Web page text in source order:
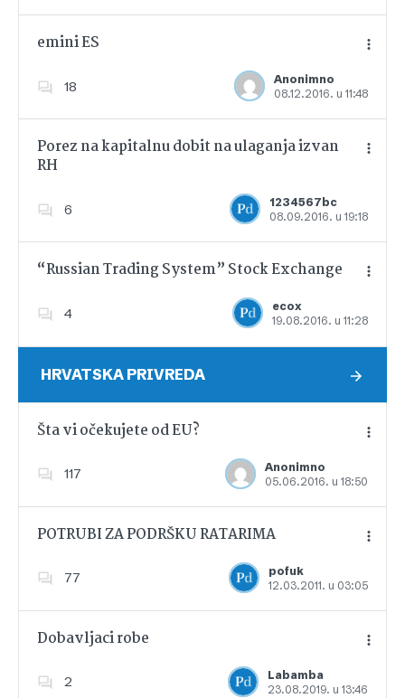
emini ES
18
Anonimno
08.12.2016. u 11:48
Dodajte u favorite
Porez na kapitalnu dobit na ulaganja izvan
RH
6
1234567bc
08.09.2016. u 19:18
Dodajte u favorite
“Russian Trading System” Stock Exchange
4
ecox
19.08.2016. u 11:28
Dodajte u favorite
HRVATSKA PRIVREDA
Šta vi očekujete od EU?
117
Anonimno
05.06.2016. u 18:50
Dodajte u favorite
POTRUBI ZA PODRŠKU RATARIMA
77
pofuk
12.03.2011. u 03:05
Dodajte u favorite
Dobavljaci robe
2
Labamba
23.08.2019. u 13:46
Dodajte u favorite